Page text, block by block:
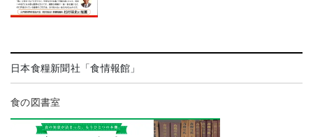
日本食糧新聞社「食情報館」
食の図書室